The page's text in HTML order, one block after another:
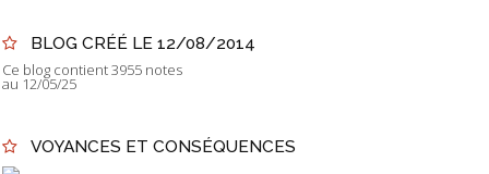
BLOG CRÉÉ LE 12/08/2014
Ce blog contient 3955 notes
au 12/05/25
VOYANCES ET CONSÉQUENCES